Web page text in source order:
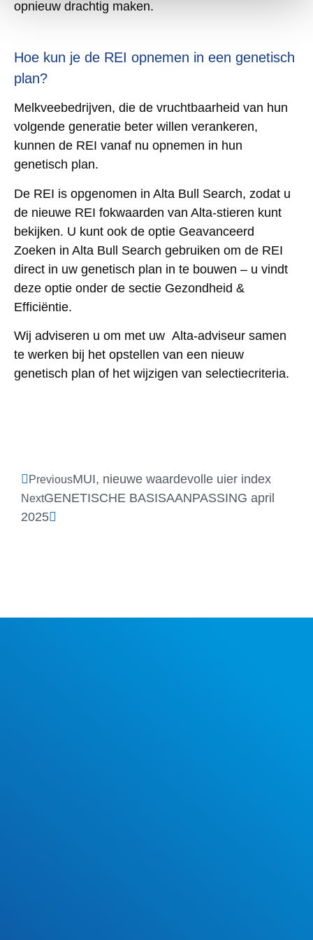
opnieuw drachtig maken.
Hoe kun je de REI opnemen in een genetisch
plan?
Melkveebedrijven, die de vruchtbaarheid van hun
volgende generatie beter willen verankeren,
kunnen de REI vanaf nu opnemen in hun
genetisch plan.
De REI is opgenomen in Alta Bull Search, zodat u
de nieuwe REI fokwaarden van Alta-stieren kunt
bekijken. U kunt ook de optie Geavanceerd
Zoeken in Alta Bull Search gebruiken om de REI
direct in uw genetisch plan in te bouwen – u vindt
deze optie onder de sectie Gezondheid &
Efficiëntie.
Wij adviseren u om met uw Alta-adviseur samen
te werken bij het opstellen van een nieuw
genetisch plan of het wijzigen van selectiecriteria.
PreviousMUI, nieuwe waardevolle uier index
NextGENETISCHE BASISAANPASSING april
2025